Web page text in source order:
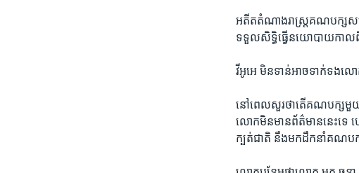
អតីត​តំណាង​រាស្រ្ត​គណបក្ស​សង្
ទទួល​សិទ្ធិ​ធ្វើ​នយោបាយ​កាល​
វីអូអេ មិន​ទាន់​អាច​ទាក់ទង​លោ
នៅ​ពេល​សួរ​ថា​តើ​គណបក្ស​មួ
លោកមិន​មាន​ព័ត៌មាននេះ​ទ
ក្បត់​ជាតិ នឹង​មក​ដឹក​នាំ​គណប